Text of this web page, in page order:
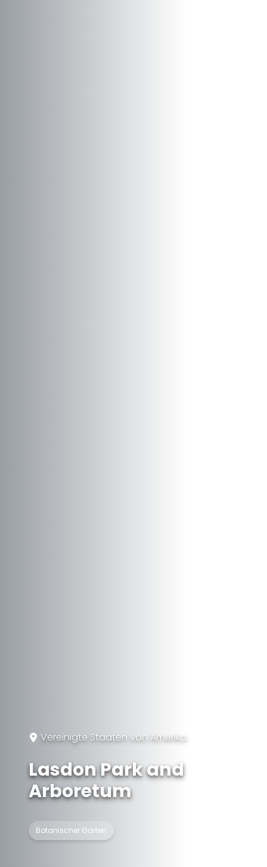
Vereinigte Staaten von Amerika
Lasdon Park and
Arboretum
Botanischer Garten